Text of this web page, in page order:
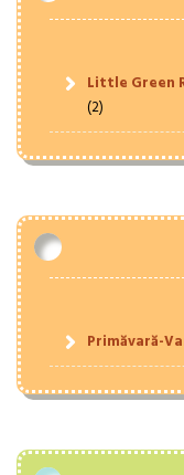
Little Green
(2)
Primăvară-